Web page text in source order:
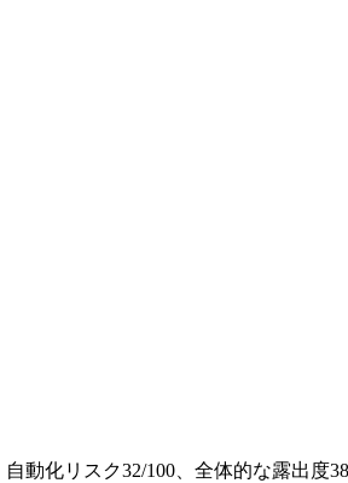
化リスク32/100、全体的な露出度